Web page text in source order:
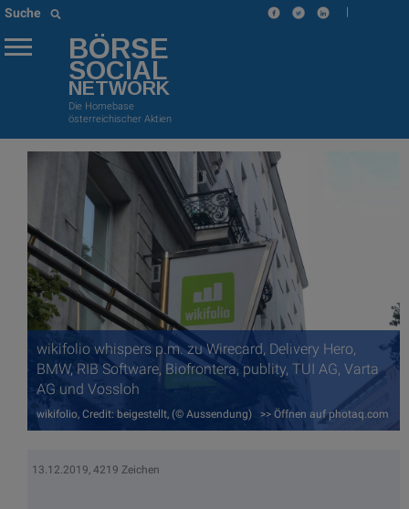
Suche |
BÖRSE
SOCIAL
NETWORK
Die Homebase
österreichischer Aktien
wikifolio whispers p.m. zu Wirecard, Delivery Hero,
BMW, RIB Software, Biofrontera, publity, TUI AG, Varta
AG und Vossloh
wikifolio, Credit: beigestellt, (© Aussendung) >> Öffnen auf photaq.com
13.12.2019, 4219 Zeichen